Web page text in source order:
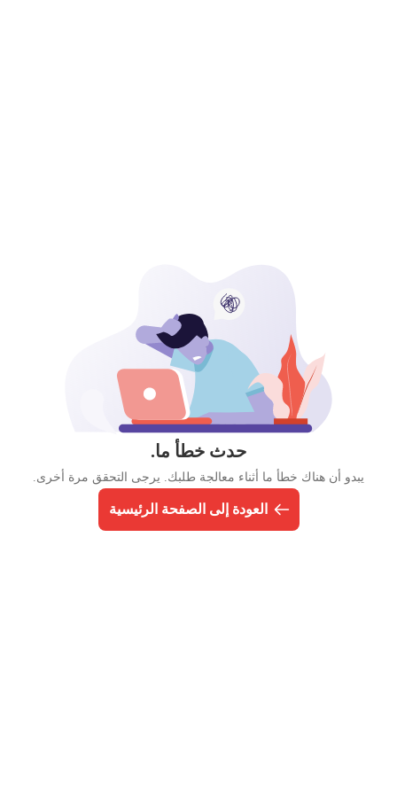
حدث خطأ ما.
يبدو أن هناك خطأ ما أثناء معالجة طلبك. يرجى التحقق مرة أخرى.
العودة إلى الصفحة الرئيسية